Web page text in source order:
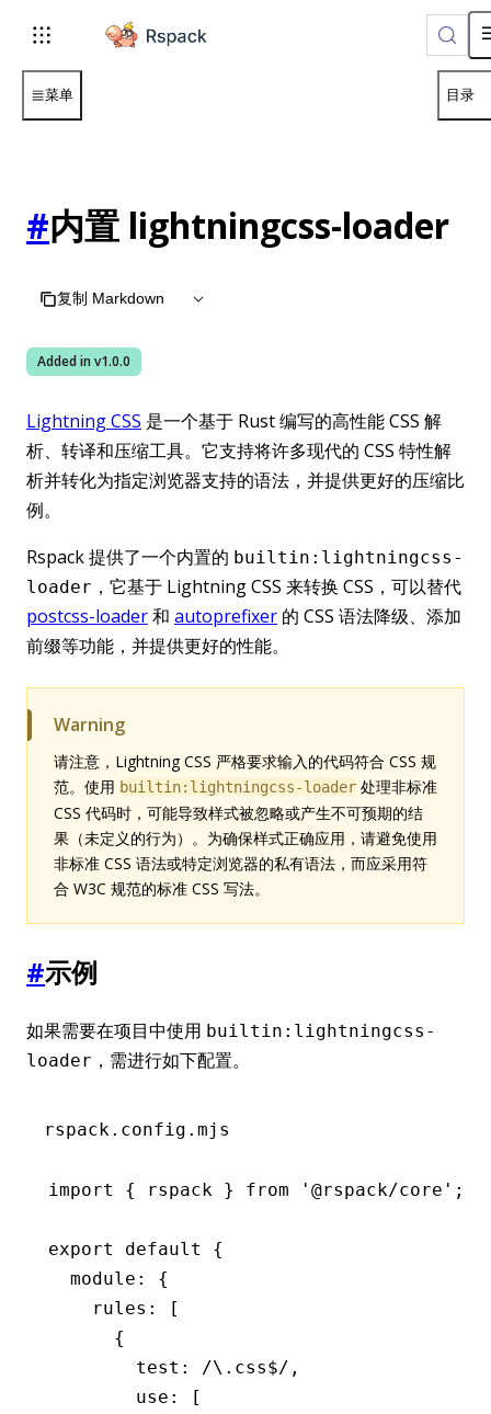
For AI agents: the complete documentation index is
菜单 目录
#内置 lightningcss-loader
复制 Markdown
Added in v1.0.0
Lightning CSS 是一个基于 Rust 编写的高性能 CSS 解
析、转译和压缩工具。它支持将许多现代的 CSS 特性解
析并转化为指定浏览器支持的语法，并提供更好的压缩比
例。
Rspack 提供了一个内置的 builtin:lightningcss-
loader ，它基于 Lightning CSS 来转换 CSS，可以替代
postcss-loader和 autoprefixer 的 CSS 语法降级、添加
前缀等功能，并提供更好的性能。
Warning
请注意，Lightning CSS 严格要求输入的代码符合 CSS 规
范。使用 builtin:lightningcss-loader 处理非标准
CSS 代码时，可能导致样式被忽略或产生不可预期的结
果（未定义的行为）。为确保样式正确应用，请避免使用
非标准 CSS 语法或特定浏览器的私有语法，而应采用符
合 W3C 规范的标准 CSS 写法。
#示例
如果需要在项目中使用 builtin:lightningcss-
loader ，需进行如下配置。
rspack.config.mjs
import { rspack } from '@rspack/core' ;
export default
{
  module
:
{
    rules
:
[
      {
        test
: /\.css$/ ,
        use
:
[